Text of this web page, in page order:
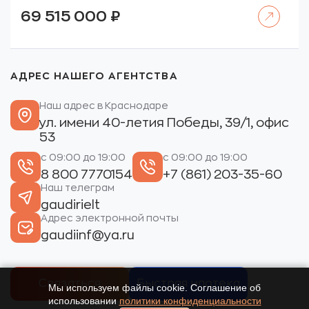
69 515 000 ₽
АДРЕС НАШЕГО АГЕНТСТВА
Наш адрес в Краснодаре
ул. имени 40-летия Победы, 39/1, офис
53
с 09:00 до 19:00
8 800 7770154
с 09:00 до 19:00
+7 (861) 203-35-60
Наш телеграм
gaudirielt
Адрес электронной почты
gaudiinf@ya.ru
Связаться Быстрая ипотека
Мы используем файлы cookie. Соглашение об
использовании политики конфиденциальности